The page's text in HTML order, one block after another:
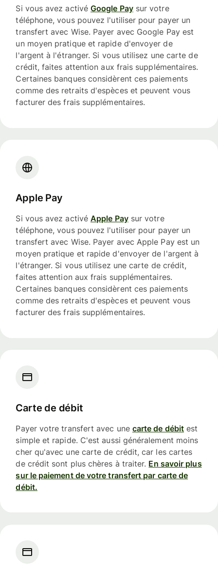
Si vous avez activéGoogle Paysur votre
téléphone, vous pouvez l'utiliser pour payer un
transfert avec Wise. Payer avec Google Pay est
un moyen pratique et rapide d'envoyer de
l'argent à l'étranger. Si vous utilisez une carte de
crédit, faites attention aux frais supplémentaires.
Certaines banques considèrent ces paiements
comme des retraits d'espèces et peuvent vous
facturer des frais supplémentaires.
Apple Pay
Si vous avez activéApple Paysur votre
téléphone, vous pouvez l'utiliser pour payer un
transfert avec Wise. Payer avec Apple Pay est un
moyen pratique et rapide d'envoyer de l'argent à
l'étranger. Si vous utilisez une carte de crédit,
faites attention aux frais supplémentaires.
Certaines banques considèrent ces paiements
comme des retraits d'espèces et peuvent vous
facturer des frais supplémentaires.
Carte de débit
Payer votre transfert avec une carte de débit est
simple et rapide. C'est aussi généralement moins
cher qu'avec une carte de crédit, car les cartes
de crédit sont plus chères à traiter. En savoir plus
sur le paiement de votre transfert par carte de
débit.